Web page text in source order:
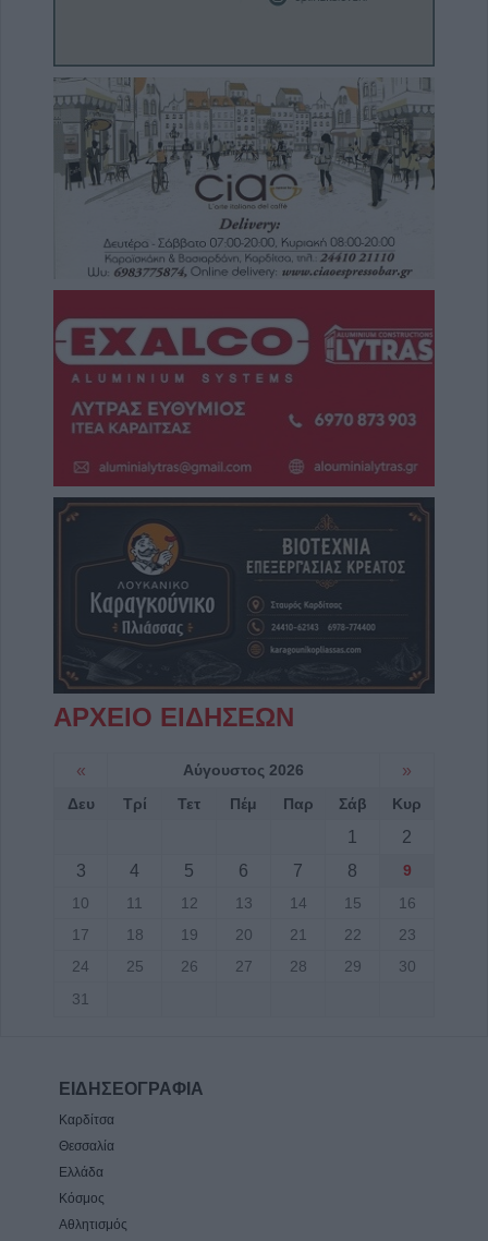
ΑΡΧΕΙΟ ΕΙΔΗΣΕΩΝ
« Αύγουστος 2026 »
Δευ Τρί Τετ Πέμ Παρ Σάβ Κυρ
1
2
3
4 5 6 7 8
9
10
11 12 13 14 15
16
17
18 19 20 21 22
23
24
25 26 27 28 29
30
31
ΕΙΔΗΣΕΟΓΡΑΦΙΑ
Καρδίτσα
Θεσσαλία
Ελλάδα
Κόσμος
Αθλητισμός